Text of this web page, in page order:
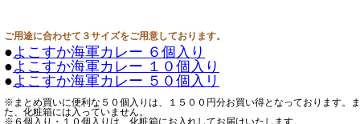
ご用途に合わせて３サイズをご用意しております。
●よこすか海軍カレー ６個入り
●よこすか海軍カレー １０個入り
●よこすか海軍カレー ５０個入リ
※まとめ買いに便利な５０個入りは、１５００円分お買い得となっております。ま
た、化粧箱には入っていません。
※６個入り・１０個入りは、化粧箱にお入れしてお届けいたします。